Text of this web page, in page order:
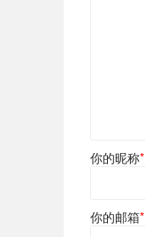
你的昵称*
你的邮箱*